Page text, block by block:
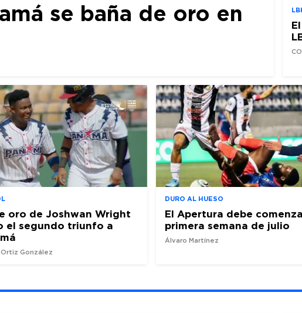
se baña de oro en
oro de Joshwan Wright
el segundo triunfo a
González
DURO AL HUESO
El Apertura debe
primera semana de julio
Álvaro Martínez